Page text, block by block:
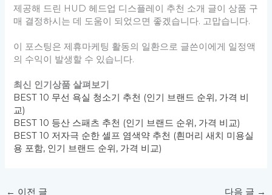
제공해 드린 HUD 헤드업 디스플레이 추천 소개 글이 상품 구
매 결정하시는 데 도움이 되었으면 좋겠습니다. 고맙습니다.
이 포스팅은 제휴마케팅 활동의 일환으로 글쓴이에게 일정액
의 수익이 발생할 수 있습니다.
최신 인기상품 살펴보기
BEST 10 무선 욕실 청소기 추천 (인기 브랜드 순위, 가격 비
교)
BEST 10 등산 스패츠 추천 (인기 브랜드 순위, 가격 비교)
BEST 10 저자극 순한 셀프 염색약 추천 (흰머리 새치 미용실
용 포함, 인기 브랜드 순위, 가격 비교)
← 이전 글 다음 글 →